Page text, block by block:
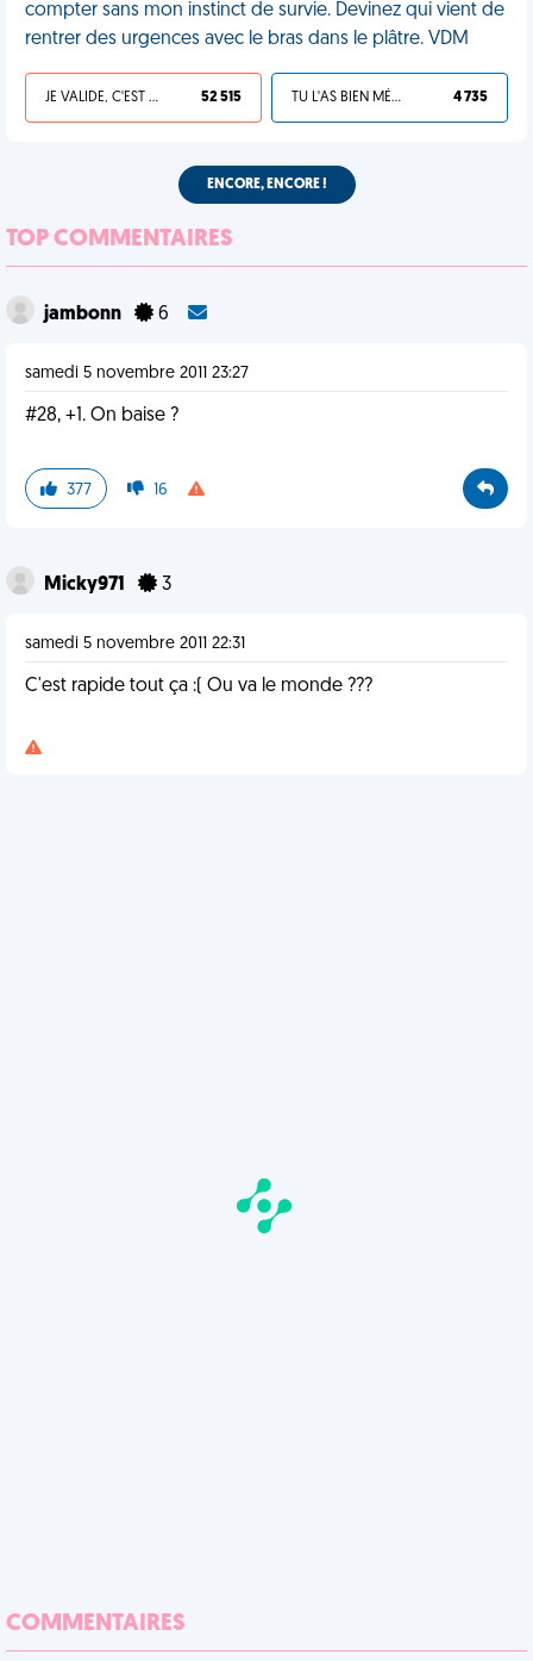
compter sans mon instinct de survie. Devinez qui vient de
rentrer des urgences avec le bras dans le plâtre. VDM
JE VALIDE, C'EST UNE VDM 52 515 TU L'AS BIEN MÉRITÉ 4 735
ENCORE, ENCORE !
TOP COMMENTAIRES
jambonn 6
samedi 5 novembre 2011 23:27
#28, +1. On baise ?
377 16
Micky971 3
samedi 5 novembre 2011 22:31
C'est rapide tout ça :( Ou va le monde ???
COMMENTAIRES